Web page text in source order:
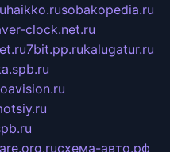
haikko.rusobakopedia.ru
clock.net.ru
7bit.pp.rukalugatur.ru
схема-авто.рф